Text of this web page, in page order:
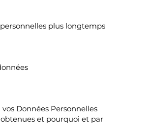
plus longtemps
Données Personnelles
et pourquoi et par